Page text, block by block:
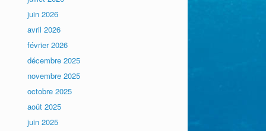
juin 2026
avril 2026
février 2026
décembre 2025
novembre 2025
octobre 2025
août 2025
juin 2025